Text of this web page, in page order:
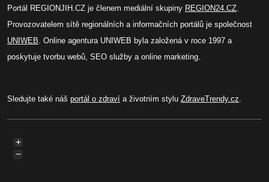
Portál REGIONJIH.CZ je členem mediální skupiny REGION24.CZ
Provozovatelem sítě regionálních a informačních portálů je společnost
UNIWEB . Online agentura UNIWEB byla založená v roce 1997 a
poskytuje tvorbu webů, SEO služby a online marketing.
Sledujte také náš portál o zdraví a životním stylu ZdraveTrendy.cz
+
−